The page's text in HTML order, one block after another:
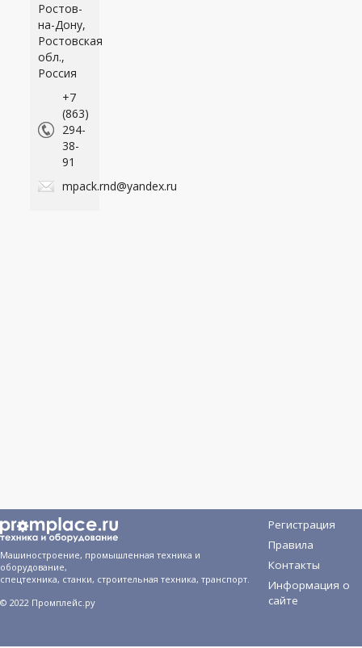
Ростов-
на-Дону,
Ростовская
обл.,
Россия
+7
(863)
294-
38-
91
mpack.rnd@yandex.ru
Машиностроение, промышленная техника и
оборудование,
спецтехника, станки, строительная техника, транспорт.
© 2022 Промплейс.ру
Регистрация
Правила
Контакты
Информация о
сайте